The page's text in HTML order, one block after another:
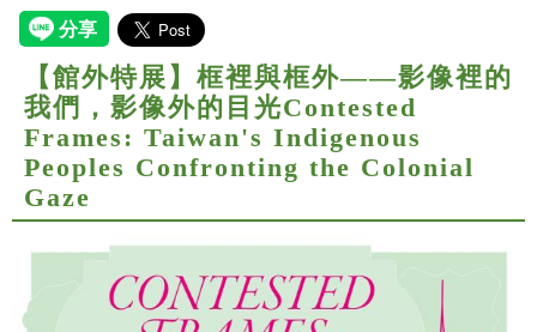
【館外特展】框裡與框外——影像裡的
我們，影像外的目光Contested
Frames: Taiwan's Indigenous
Peoples Confronting the Colonial
Gaze